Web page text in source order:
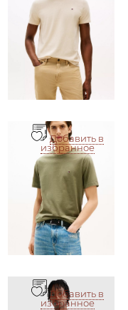
Добавить в
избранное
Добавить в
избранное